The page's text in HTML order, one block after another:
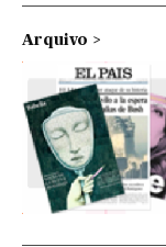
Arquivo